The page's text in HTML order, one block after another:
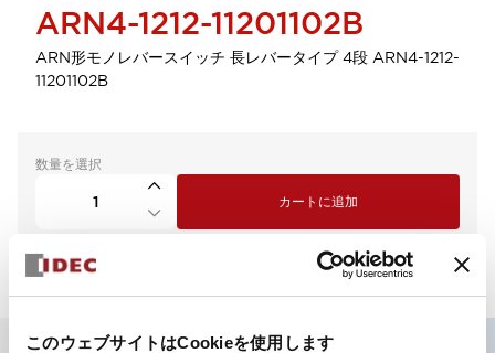
このウェブサイトはCookieを使用します
ARN4-1212-11201102B
ARN形モノレバースイッチ 長レバータイプ 4段 ARN4-1212-
11201102B
数量を選択
カートに追加